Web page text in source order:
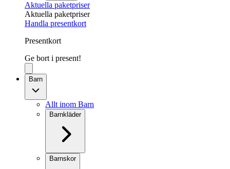
Aktuella paketpriser
Aktuella paketpriser
Handla presentkort
Presentkort
Ge bort i present!
Barn
Allt inom Barn
Barnkläder
Barnskor